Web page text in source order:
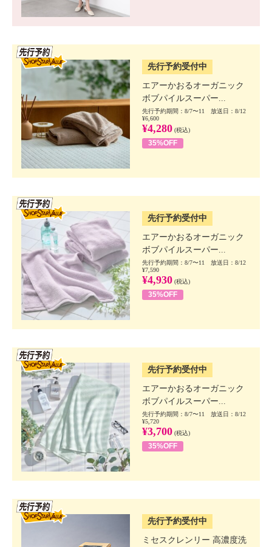
先行予約受付中
エアーかおるオーガニック
ボブパイルスーパー...
先行予約期間：8/7〜11 放送日：8/12
¥6,600
¥4,280 (税込)
35%OFF
先行予約受付中
エアーかおるオーガニック
ボブパイルスーパー...
先行予約期間：8/7〜11 放送日：8/12
¥7,590
¥4,930 (税込)
35%OFF
先行予約受付中
エアーかおるオーガニック
ボブパイルスーパー...
先行予約期間：8/7〜11 放送日：8/12
¥5,720
¥3,700 (税込)
35%OFF
先行予約受付中
ミセスクレンリー 高濃度洗